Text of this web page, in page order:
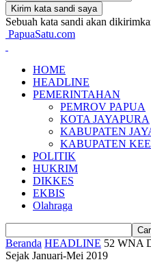
Sebuah kata sandi akan
PapuaSatu.com
HOME
HEADLINE
PEMERINTAHAN
PEMROV PAPUA
KOTA JAYAPURA
KABUPATEN
KABUPATEN
POLITIK
HUKRIM
DIKKES
EKBIS
Olahraga
Beranda HEADLINE 52 WNA
Sejak Januari-Mei 2019